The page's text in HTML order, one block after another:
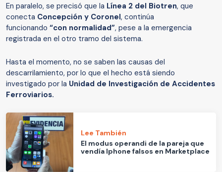
En paralelo, se precisó que la Línea 2 del Biotren, que
conecta Concepción y Coronel, continúa
funcionando “con normalidad”, pese a la emergencia
registrada en el otro tramo del sistema.
Hasta el momento, no se saben las causas del
descarrilamiento, por lo que el hecho está siendo
investigado por la Unidad de Investigación de Accidentes
Ferroviarios.
Lee También
El modus operandi de la pareja que
vendía Iphone falsos en Marketplace